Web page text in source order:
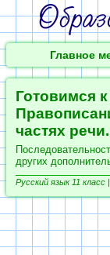
Главное
Готовимся
частях
других
Русский язык 11 класс |